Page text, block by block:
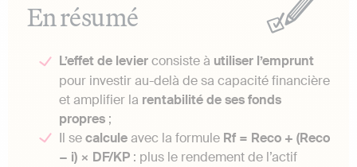
En résumé
L’effet de levierconsiste à utiliser l’emprunt
pour investir au-delà de sa capacité financière
et amplifier la rentabilité de ses fonds
propres ;
Il secalculeavec la formule Rf = Reco + (Reco
− i) × DF/KP : plus le rendement de l’actif